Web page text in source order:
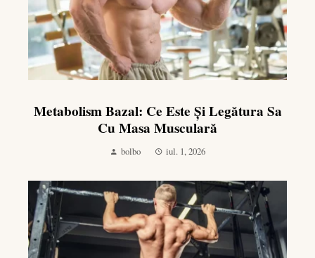
Metabolism Bazal: Ce Este Și Legătura Sa
Cu Masa Musculară
bolbo iul. 1, 2026